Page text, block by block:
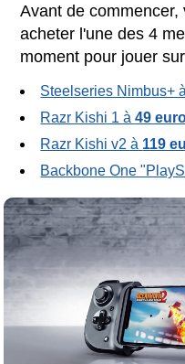
Avant de
acheter l'une des 4
moment pour jouer
Steelseries Nimbus+
Razr Kishi 1 à49
Razr Kishi v2 à 119
Backbone One